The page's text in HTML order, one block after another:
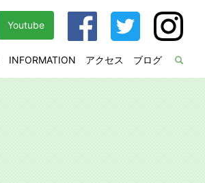
INFORMATION アクセス ブログ
Youtube